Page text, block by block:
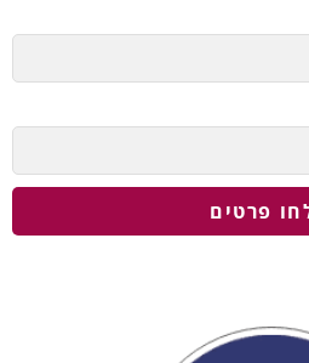
פרטים